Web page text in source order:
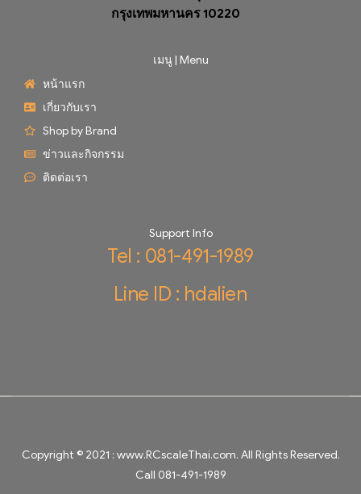
กรุงเทพมหานคร 10220
เมนู | Menu
หน้าแรก
เกี่ยวกับเรา
Shop by Brand
ข่าวและกิจกรรม
ติดต่อเรา
Support Info
Tel : 081-491-1989
Line ID : hdalien
Copyright © 2021 : www.RCscaleThai.com. All Rights Reserved.
Call 081-491-1989